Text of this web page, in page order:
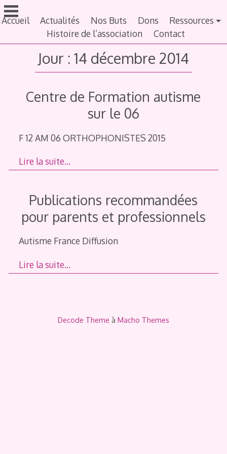
Aller
au
principal
Accueil Actualités Nos Buts Dons
Ressources
Histoire de l’association
Contact
Jour : 14 décembre 2014
Centre de Formation autisme
sur le 06
F 12 AM 06 ORTHOPHONISTES 2015
Lire la suite…
Publications recommandées
pour parents et professionnels
Autisme France Diffusion
Lire la suite…
Decode Theme à Macho Themes